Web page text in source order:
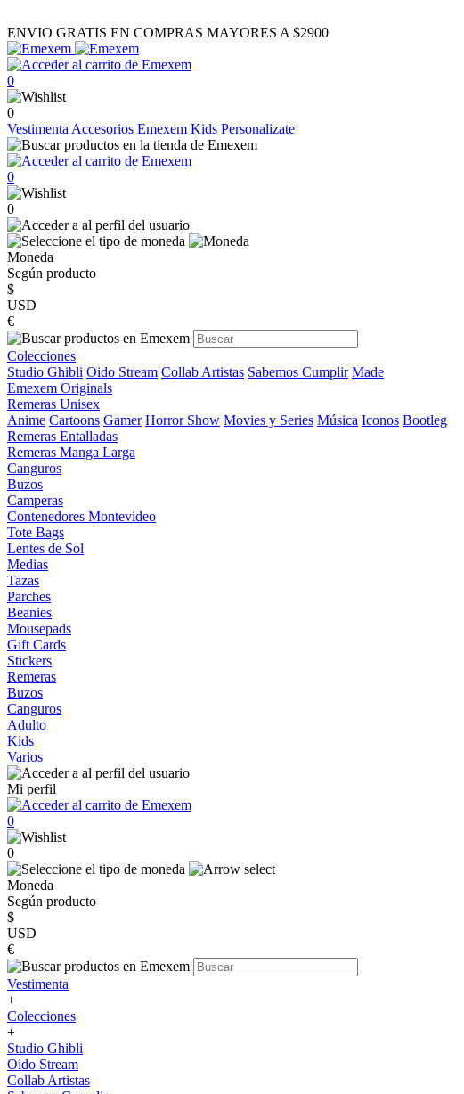
ENVIO GRATIS EN COMPRAS MAYORES A $2900
0
0
Vestimenta Accesorios Emexem Kids Personalizate
0
0
Moneda
Según producto
$
USD
€
Colecciones
Studio Ghibli Oido Stream Collab Artistas Sabemos Cumplir Made
Emexem Originals
Remeras Unisex
Anime Cartoons Gamer Horror Show Movies y Series Música Iconos Bootleg
Remeras Entalladas
Remeras Manga Larga
Canguros
Buzos
Camperas
Contenedores Montevideo
Tote Bags
Lentes de Sol
Medias
Tazas
Parches
Beanies
Mousepads
Gift Cards
Stickers
Remeras
Buzos
Canguros
Adulto
Kids
Varios
Mi perfil
0
0
Moneda
Según producto
$
USD
€
Vestimenta
+
Colecciones
+
Studio Ghibli
Oido Stream
Collab Artistas